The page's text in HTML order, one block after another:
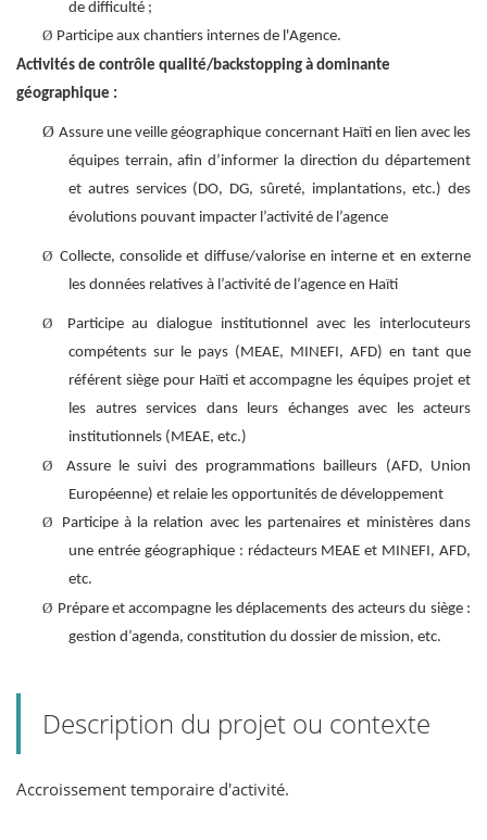
de difficulté ;
Ø Participe aux chantiers internes de l'Agence.
Activités de contrôle qualité/backstopping à dominante
géographique :
Ø Assure une veille géographique concernant Haïti en lien avec les
équipes terrain, afin d’informer la direction du département
et autres services (DO, DG, sûreté, implantations, etc.) des
évolutions pouvant impacter l’activité de l’agence
Ø Collecte, consolide et diffuse/valorise en interne et en externe
les données relatives à l’activité de l’agence en Haïti
Ø
Participe au dialogue institutionnel avec les interlocuteurs
compétents sur le pays (MEAE, MINEFI, AFD) en tant que
référent siège pour Haïti et accompagne les équipes projet et
les autres services dans leurs échanges avec les acteurs
institutionnels (MEAE, etc.)
Ø
Assure le suivi des programmations bailleurs (AFD, Union
Européenne) et relaie les opportunités de développement
Ø
Participe à la relation avec les partenaires et ministères dans
une entrée géographique : rédacteurs MEAE et MINEFI, AFD,
etc.
Ø Prépare et accompagne les déplacements des acteurs du siège :
gestion d’agenda, constitution du dossier de mission, etc.
Description du projet ou contexte
Accroissement temporaire d'activité.